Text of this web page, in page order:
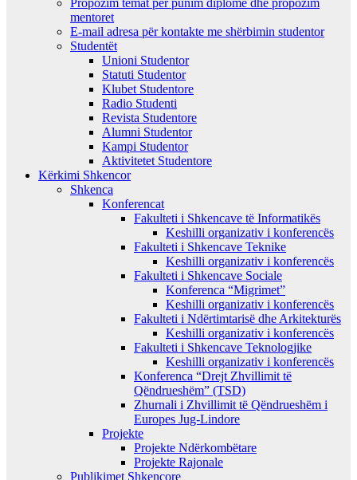
mentoret
E-mail adresa për kontakte me shërbimin studentor
Studentët
Unioni Studentor
Statuti Studentor
Klubet Studentore
Radio Studenti
Revista Studentore
Alumni Studentor
Kampi Studentor
Aktivitetet Studentore
Kërkimi Shkencor
Shkenca
Konferencat
Fakulteti i Shkencave të Informatikës
Keshilli organizativ i konferencës
Fakulteti i Shkencave Teknike
Keshilli organizativ i konferencës
Fakulteti i Shkencave Sociale
Konferenca “Migrimet”
Keshilli organizativ i konferencës
Fakulteti i Ndërtimtarisë dhe Arkitekturës
Keshilli organizativ i konferencës
Fakulteti i Shkencave Teknologjike
Keshilli organizativ i konferencës
Konferenca “Drejt Zhvillimit të
Qëndrueshëm” (TSD)
Zhurnali i Zhvillimit të Qëndrueshëm i
Europes Jug-Lindore
Projekte
Projekte Ndërkombëtare
Projekte Rajonale
Publikimet Shkencore